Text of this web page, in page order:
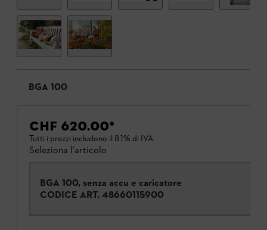
BGA 100
CHF 620.00*
Tutti i prezzi includono il 8.1% di IVA.
Seleziona l'articolo
BGA 100, senza accu e caricatore
CODICE ART. 48660115900